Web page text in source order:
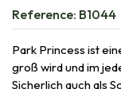
Reference: B1044
Park Princess ist
groß wird und im
Sicherlich auch als